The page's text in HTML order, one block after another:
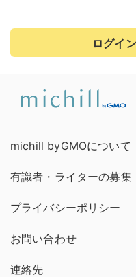
ログイ
michill byGMOについて
有識者・ライターの募集
プライバシーポリシー
お問い合わせ
連絡先